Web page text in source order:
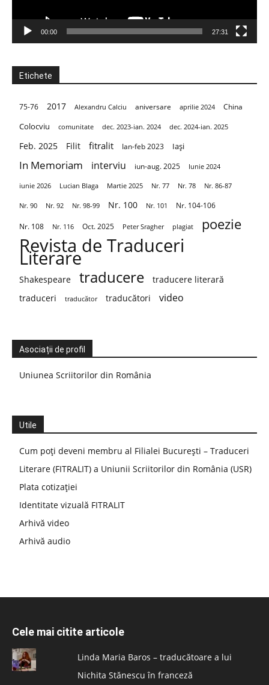
00:00 27:31
Etichete
75-76 2017 Alexandru Calciu aniversare aprilie 2024 China
Colocviu comunitate dec. 2023-ian. 2024 dec. 2024-ian. 2025
Feb. 2025 Filit fitralit Ian-feb 2023 Iași
In Memoriam interviu iun-aug. 2025 Iunie 2024
iunie 2026 Lucian Blaga Martie 2025 Nr. 77 Nr. 78 Nr. 86-87
Nr. 90 Nr. 92 Nr. 98-99 Nr. 100 Nr. 101 Nr. 104-106
Nr. 108 Nr. 116 Oct. 2025 Peter Sragher plagiat poezie
Revista de Traduceri
Literare
Shakespeare traducere
traducere literară
traduceri
traducător traducători video
Asociații de profil
Uniunea Scriitorilor din România
Utile
Cum poți deveni membru al Filialei București – Traduceri
Literare (FITRALIT) a Uniunii Scriitorilor din România (USR)
Plata cotizației
Identitate vizuală FITRALIT
Arhivă video
Arhivă audio
Cele mai citite articole
Linda Maria Baros – traducătoare a lui
Nichita Stănescu în franceză